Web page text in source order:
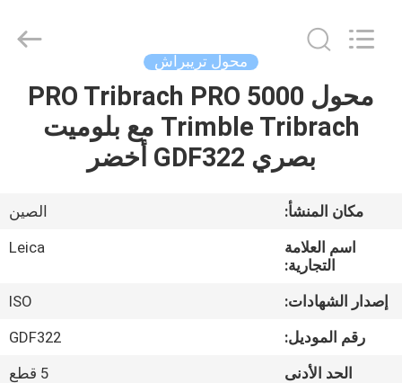
منزل،
معلومات
جولة
Instrument
Co.,Ltd.
محول تريبراش
محول PRO Tribrach PRO 5000
Trimble Tribrach مع بلوميت
بصري GDF322 أخضر
مكان المنشأ:
الصين
اسم العلامة
التجارية:
Leica
إصدار الشهادات:
ISO
رقم الموديل:
GDF322
الحد الأدنى
5 قطع